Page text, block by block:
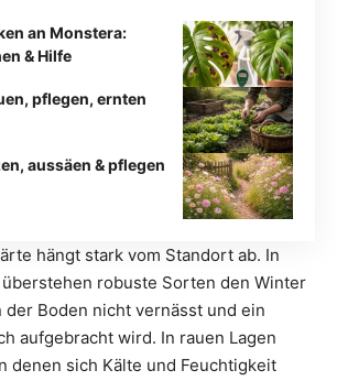
an Monstera:
& Hilfe
pflegen, ernten
aussäen & pflegen
hängt stark vom Standort ab. In
robuste Sorten den Winter
der Boden nicht vernässt und ein
aufgebracht wird. In rauen Lagen
denen sich Kälte und Feuchtigkeit